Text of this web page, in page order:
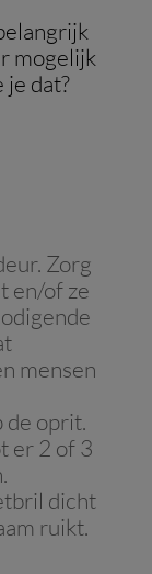
mogelijk
dat?
Zorg
en/of ze
mensen
de oprit.
er 2 of 3
dicht
ruikt.